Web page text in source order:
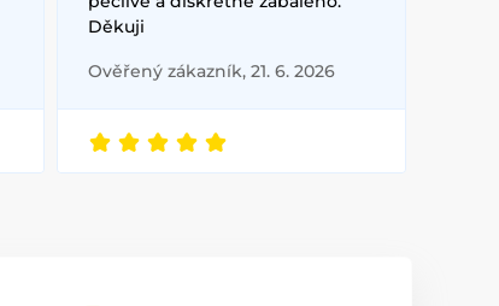
Děkuji
Ověřený zákazník, 21. 6. 2026